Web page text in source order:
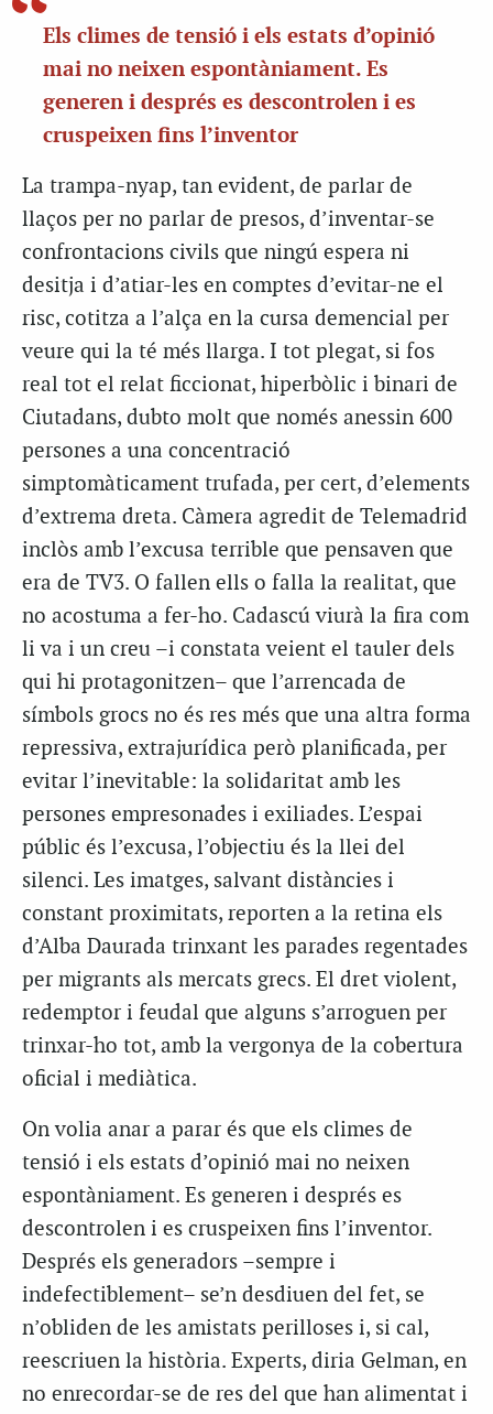
Els climes de tensió i els estats d’opinió
mai no neixen espontàniament. Es
generen i després es descontrolen i es
cruspeixen fins l’inventor
La trampa-nyap, tan evident, de parlar de
llaços per no parlar de presos, d’inventar-se
confrontacions civils que ningú espera ni
desitja i d’atiar-les en comptes d’evitar-ne el
risc, cotitza a l’alça en la cursa demencial per
veure qui la té més llarga. I tot plegat, si fos
real tot el relat ficcionat, hiperbòlic i binari de
Ciutadans, dubto molt que només anessin 600
persones a una concentració
simptomàticament trufada, per cert, d’elements
d’extrema dreta. Càmera agredit de Telemadrid
inclòs amb l’excusa terrible que pensaven que
era de TV3. O fallen ells o falla la realitat, que
no acostuma a fer-ho. Cadascú viurà la fira com
li va i un creu –i constata veient el tauler dels
qui hi protagonitzen– que l’arrencada de
símbols grocs no és res més que una altra forma
repressiva, extrajurídica però planificada, per
evitar l’inevitable: la solidaritat amb les
persones empresonades i exiliades. L’espai
públic és l’excusa, l’objectiu és la llei del
silenci. Les imatges, salvant distàncies i
constant proximitats, reporten a la retina els
d’Alba Daurada trinxant les parades regentades
per migrants als mercats grecs. El dret violent,
redemptor i feudal que alguns s’arroguen per
trinxar-ho tot, amb la vergonya de la cobertura
oficial i mediàtica.
On volia anar a parar és que els climes de
tensió i els estats d’opinió mai no neixen
espontàniament. Es generen i després es
descontrolen i es cruspeixen fins l’inventor.
Després els generadors –sempre i
indefectiblement– se’n desdiuen del fet, se
n’obliden de les amistats perilloses i, si cal,
reescriuen la història. Experts, diria Gelman, en
no enrecordar-se de res del que han alimentat i